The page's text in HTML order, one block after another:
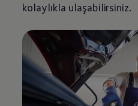
kolaylıkla ulaşabilirsiniz.